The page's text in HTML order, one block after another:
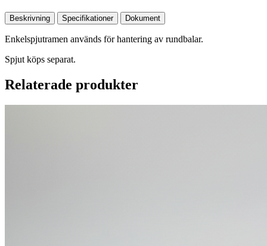
Beskrivning Specifikationer Dokument
Enkelspjutramen används för hantering av rundbalar.
Spjut köps separat.
Relaterade produkter